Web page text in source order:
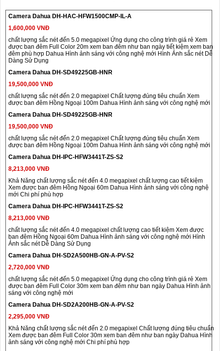
Camera Dahua DH-HAC-HFW1500CMP-IL-A
1,600,000 VNĐ
chất lượng sắc nét đến 5.0 megapixel Ứng dụng cho công trình giá rẻ Xem
được ban đêm Full Color 20m xem ban đêm như ban ngày tiết kiệm xem ban
đêm phù hợp Dahua Hình ảnh sáng với công nghệ mới Hình Ảnh sắc nét Dễ
Dàng Sử Dụng
Camera Dahua DH-SD49225GB-HNR
19,500,000 VNĐ
chất lượng sắc nét đến 2.0 megapixel Chất lượng đúng tiêu chuẩn Xem
được ban đêm Hồng Ngoại 100m Dahua Hình ảnh sáng với công nghệ mới
Camera Dahua DH-SD49225GB-HNR
19,500,000 VNĐ
chất lượng sắc nét đến 2.0 megapixel Chất lượng đúng tiêu chuẩn Xem
được ban đêm Hồng Ngoại 100m Dahua Hình ảnh sáng với công nghệ mới
Camera Dahua DH-IPC-HFW3441T-ZS-S2
8,213,000 VNĐ
Khả Năng chất lượng sắc nét đến 4.0 megapixel chất lượng cao tiết kiệm
Xem được ban đêm Hồng Ngoại 60m Dahua Hình ảnh sáng với công nghệ
mới Chi phí phù hợp
Camera Dahua DH-IPC-HFW3441T-ZS-S2
8,213,000 VNĐ
chất lượng sắc nét đến 4.0 megapixel chất lượng cao tiết kiệm Xem được
ban đêm Hồng Ngoại 60m Dahua Hình ảnh sáng với công nghệ mới Hình
Ảnh sắc nét Dễ Dàng Sử Dụng
Camera Dahua DH-SD2A500HB-GN-A-PV-S2
2,720,000 VNĐ
chất lượng sắc nét đến 5.0 megapixel Ứng dụng cho công trình giá rẻ Xem
được ban đêm Full Color 30m xem ban đêm như ban ngày Dahua Hình ảnh
sáng với công nghệ mới
Camera Dahua DH-SD2A200HB-GN-A-PV-S2
2,295,000 VNĐ
Khả Năng chất lượng sắc nét đến 2.0 megapixel Chất lượng đúng tiêu chuẩn
Xem được ban đêm Full Color 30m xem ban đêm như ban ngày Dahua Hình
ảnh sáng với công nghệ mới Chi phí phù hợp